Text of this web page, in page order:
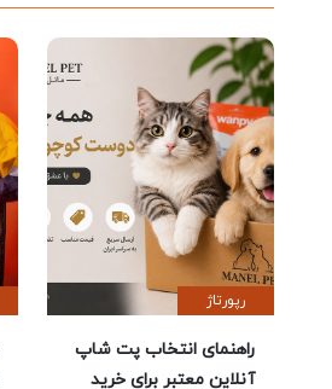
رپورتاژ
راهنمای انتخاب پت شاپ
آنلاین معتبر برای خرید